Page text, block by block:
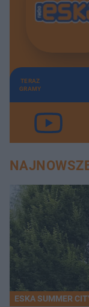
TERAZ
GRAMY
ESKA SUMMER